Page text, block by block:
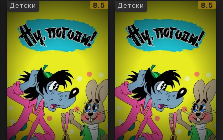
Детски
IMDb
рейтинг:
8.5 Детски
IMDb
8.5